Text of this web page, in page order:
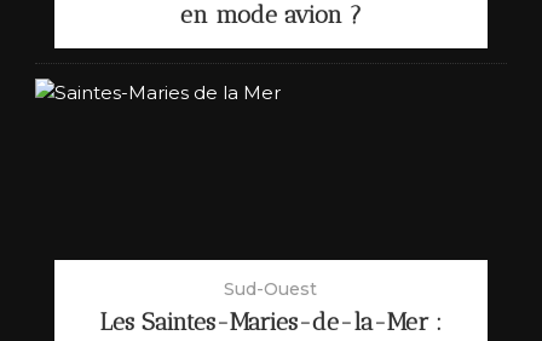
en mode avion ?
Sud-Ouest
Les Saintes-Maries-de-la-Mer :